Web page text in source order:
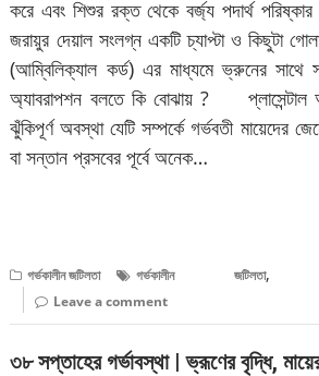
করে এবং শিশুর রক্ত থেকে বর্জ্য পদার্থ
জরায়ুর দেয়াল সংলগ্ন একটি চ্যাপ্টা ও কিছুটা
(আম্বিলিক্যাল কর্ড) এর মাধ্যমে ভ্রুনের সাথে
অ্যাবরাপশন বলতে কি বোঝায় ? প্লাসেন্টাল
ঝুঁকিপূর্ণ অবস্থা যেটি সম্পর্কে গর্ভবতী মায়েদের
বা সন্তান প্রসবের পূর্বে অনেক…
গর্ভকালীন জটিলতা গর্ভকালীন জটিলতা
Leave a comment
৩৮ সপ্তাহের গর্ভাবস্থা | ভ্রূণের বৃদ্ধি,